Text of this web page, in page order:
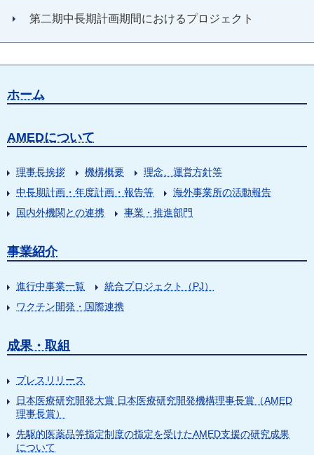
第二期中長期計画期間におけるプロジェクト
ホーム
AMEDについて
理事長挨拶 機構概要
理念、運営方針等
中長期計画・年度計画・報告等
海外事業所の活動報告
国内外機関との連携
事業・推進部門
事業紹介
進行中事業一覧
統合プロジェクト（PJ）
ワクチン開発・国際連携
成果・取組
プレスリリース
日本医療研究開発大賞 日本医療研究開発機構理事長賞（AMED
理事長賞）
先駆的医薬品等指定制度の指定を受けたAMED支援の研究成果
について